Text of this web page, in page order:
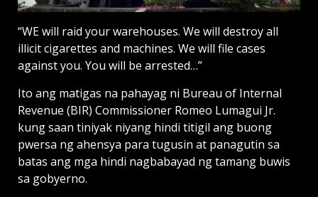
“WE will raid your warehouses. We will destroy all
illicit cigarettes and machines. We will file cases
against you. You will be arrested…”
Ito ang matigas na pahayag ni Bureau of Internal
Revenue (BIR) Commissioner Romeo Lumagui Jr.
kung saan tiniyak niyang hindi titigil ang buong
pwersa ng ahensya para tugusin at panagutin sa
batas ang mga hindi nagbabayad ng tamang buwis
sa gobyerno.